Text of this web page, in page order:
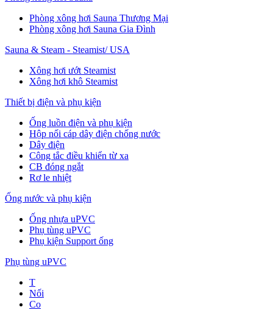
Phòng xông hơi Sauna Thương Mại
Phòng xông hơi Sauna Gia Đình
Sauna & Steam - Steamist/ USA
Xông hơi ướt Steamist
Xông hơi khô Steamist
Thiết bị điện và phụ kiện
Ống luồn điện và phụ kiện
Hộp nối cáp dây điện chống nước
Dây điện
Công tắc điều khiển từ xa
CB đóng ngắt
Rơ le nhiệt
Ống nước và phụ kiện
Ống nhựa uPVC
Phụ tùng uPVC
Phụ kiện Support ống
Phụ tùng uPVC
T
Nối
Co